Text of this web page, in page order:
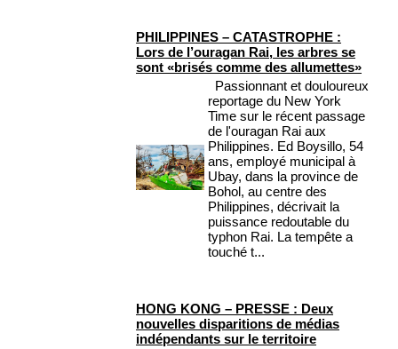
PHILIPPINES – CATASTROPHE :
Lors de l’ouragan Rai, les arbres se
sont «brisés comme des allumettes»
Passionnant et douloureux
reportage du New York
Time sur le récent passage
de l'ouragan Rai aux
Philippines. Ed Boysillo, 54
ans, employé municipal à
Ubay, dans la province de
Bohol, au centre des
Philippines, décrivait la
puissance redoutable du
typhon Rai. La tempête a
touché t...
HONG KONG – PRESSE : Deux
nouvelles disparitions de médias
indépendants sur le territoire